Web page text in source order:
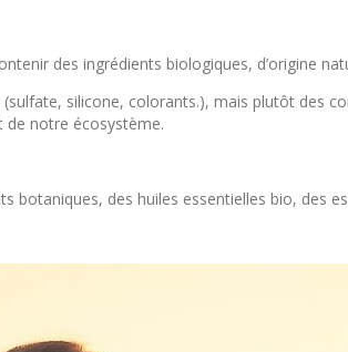
des ingrédients biologiques, d’origine
silicone, colorants.), mais plutôt des
notre écosystème.
botaniques, des huiles essentielles bio, des